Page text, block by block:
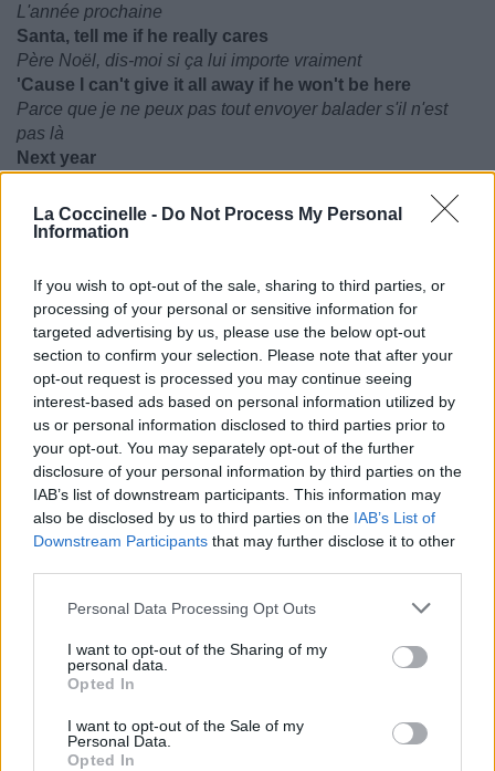
La Coccinelle - Do Not Process My Personal
Information
If you wish to opt-out of the sale, sharing to third parties, or
processing of your personal or sensitive information for
targeted advertising by us, please use the below opt-out
section to confirm your selection. Please note that after your
opt-out request is processed you may continue seeing
interest-based ads based on personal information utilized by
us or personal information disclosed to third parties prior to
your opt-out. You may separately opt-out of the further
disclosure of your personal information by third parties on the
IAB’s list of downstream participants. This information may
also be disclosed by us to third parties on the IAB’s List of
Downstream Participants that may further disclose it to other
Personal Data Processing Opt Outs
I want to opt-out of the Sharing of my
personal data.
Opted In
I want to opt-out of the Sale of my
Personal Data.
Opted In
L'année prochaine
Santa, tell me if he really cares
Père Noël, dis-moi si ça lui importe vraiment
'Cause I can't give it all away if he won't be here
Parce que je ne peux pas tout envoyer balader s'il n'est
pas là
Next year
(x2)
Publié parVisa
le 22 décembre
Chanteurs :
Ariana Grande